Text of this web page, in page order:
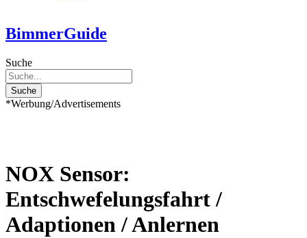
BimmerGuide
Suche
Suche
*Werbung/Advertisements
NOX Sensor:
Entschwefelungsfahrt /
Adaptionen / Anlernen